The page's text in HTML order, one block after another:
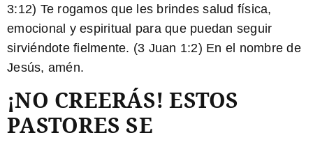
3:12) Te rogamos que les brindes salud física,
emocional y espiritual para que puedan seguir
sirviéndote fielmente. (3 Juan 1:2) En el nombre de
Jesús, amén.
¡NO CREERÁS! ESTOS
PASTORES SE